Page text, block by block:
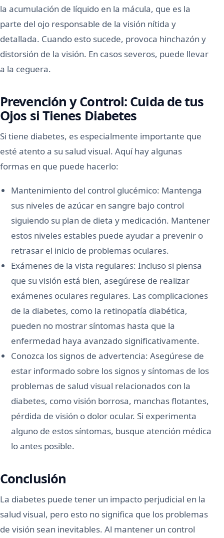
la acumulación de líquido en la mácula, que es la
parte del ojo responsable de la visión nítida y
detallada. Cuando esto sucede, provoca hinchazón y
distorsión de la visión. En casos severos, puede llevar
a la ceguera.
Prevención y Control: Cuida de tus
Ojos si Tienes Diabetes
Si tiene diabetes, es especialmente importante que
esté atento a su salud visual. Aquí hay algunas
formas en que puede hacerlo:
Mantenimiento del control glucémico: Mantenga
sus niveles de azúcar en sangre bajo control
siguiendo su plan de dieta y medicación. Mantener
estos niveles estables puede ayudar a prevenir o
retrasar el inicio de problemas oculares.
Exámenes de la vista regulares: Incluso si piensa
que su visión está bien, asegúrese de realizar
exámenes oculares regulares. Las complicaciones
de la diabetes, como la retinopatía diabética,
pueden no mostrar síntomas hasta que la
enfermedad haya avanzado significativamente.
Conozca los signos de advertencia: Asegúrese de
estar informado sobre los signos y síntomas de los
problemas de salud visual relacionados con la
diabetes, como visión borrosa, manchas flotantes,
pérdida de visión o dolor ocular. Si experimenta
alguno de estos síntomas, busque atención médica
lo antes posible.
Conclusión
La diabetes puede tener un impacto perjudicial en la
salud visual, pero esto no significa que los problemas
de visión sean inevitables. Al mantener un control